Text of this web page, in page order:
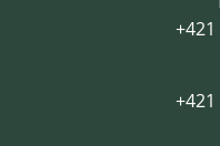
+421
+421